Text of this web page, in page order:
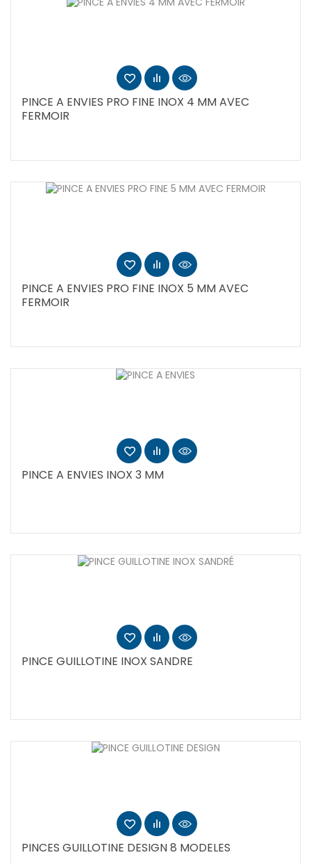
PINCE A ENVIES PRO FINE INOX 4 MM AVEC
FERMOIR
PINCE A ENVIES PRO FINE INOX 5 MM AVEC
FERMOIR
PINCE A ENVIES INOX 3 MM
PINCE GUILLOTINE INOX SANDRE
PINCES GUILLOTINE DESIGN 8 MODELES